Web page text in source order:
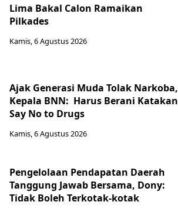
Lima Bakal Calon Ramaikan
Pilkades
Kamis, 6 Agustus 2026
Ajak Generasi Muda Tolak Narkoba,
Kepala BNN: Harus Berani Katakan
Say No to Drugs
Kamis, 6 Agustus 2026
Pengelolaan Pendapatan Daerah
Tanggung Jawab Bersama, Dony:
Tidak Boleh Terkotak-kotak